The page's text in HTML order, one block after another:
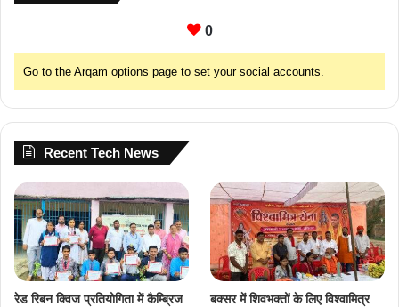
0
Go to the Arqam options page to set your social accounts.
Recent Tech News
रेड रिबन क्विज प्रतियोगिता में कैम्ब्रिज
बक्सर में शिवभक्तों के लिए विश्वामित्र